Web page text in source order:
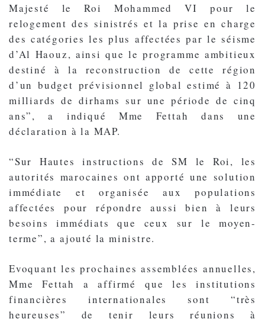
Majesté le Roi Mohammed VI pour le
relogement des sinistrés et la prise en charge
des catégories les plus affectées par le séisme
d’Al Haouz, ainsi que le programme ambitieux
destiné à la reconstruction de cette région
d’un budget prévisionnel global estimé à 120
milliards de dirhams sur une période de cinq
ans”, a indiqué Mme Fettah dans une
déclaration à la MAP.
“Sur Hautes instructions de SM le Roi, les
autorités marocaines ont apporté une solution
immédiate et organisée aux populations
affectées pour répondre aussi bien à leurs
besoins immédiats que ceux sur le moyen-
terme”, a ajouté la ministre.
Evoquant les prochaines assemblées annuelles,
Mme Fettah a affirmé que les institutions
financières internationales sont “très
heureuses” de tenir leurs réunions à